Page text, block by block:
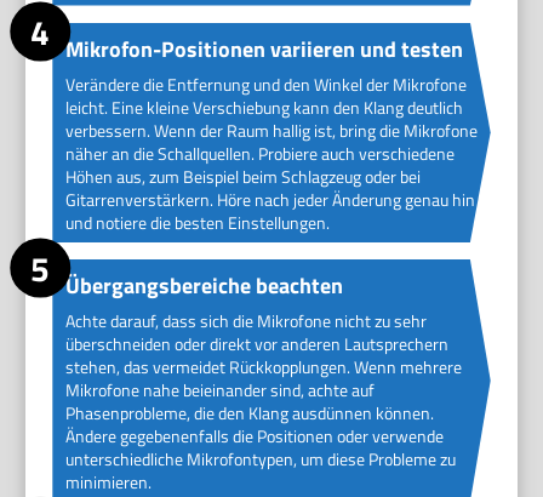
Mikrofon-Positionen variieren und testen
Verändere die Entfernung und den Winkel der Mikrofone
leicht. Eine kleine Verschiebung kann den Klang deutlich
verbessern. Wenn der Raum hallig ist, bring die Mikrofone
näher an die Schallquellen. Probiere auch verschiedene
Höhen aus, zum Beispiel beim Schlagzeug oder bei
Gitarrenverstärkern. Höre nach jeder Änderung genau hin
und notiere die besten Einstellungen.
Übergangsbereiche beachten
Achte darauf, dass sich die Mikrofone nicht zu sehr
überschneiden oder direkt vor anderen Lautsprechern
stehen, das vermeidet Rückkopplungen. Wenn mehrere
Mikrofone nahe beieinander sind, achte auf
Phasenprobleme, die den Klang ausdünnen können.
Ändere gegebenenfalls die Positionen oder verwende
unterschiedliche Mikrofontypen, um diese Probleme zu
minimieren.